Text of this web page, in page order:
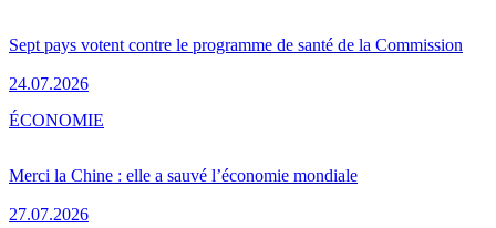
Sept pays votent contre le programme de santé de la Commission
24.07.2026
Merci la Chine : elle a sauvé l’économie mondiale
27.07.2026
ÉCONOMIE